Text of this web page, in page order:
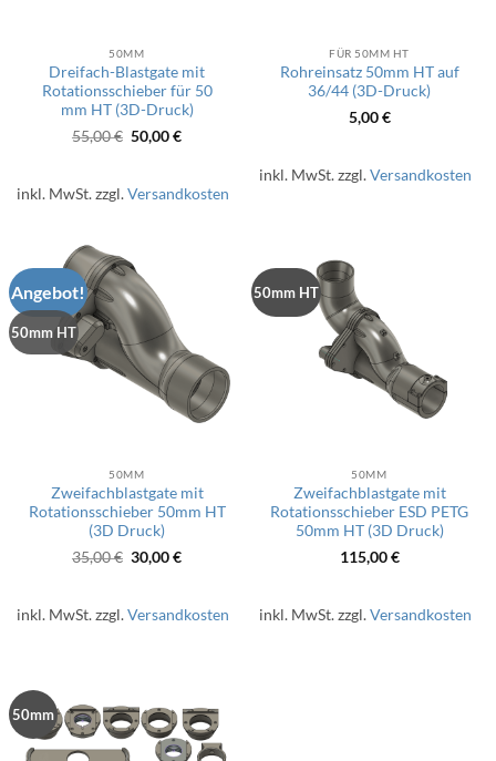
50MM
Dreifach-Blastgate mit
Rotationsschieber für 50
mm HT (3D-Druck)
55,00€ Ursprünglicher
Preis
50,00€Aktueller
inkl. MwSt.zzgl.Versandkosten
FÜR 50MM HT
Rohreinsatz 50mm HT auf
36/44 (3D-Druck)
5,00€
inkl. MwSt.zzgl.Versandkosten
Angebot!
50mm HT
50MM
Zweifachblastgate mit
Rotationsschieber 50mm HT
(3D Druck)
35,00€ Ursprünglicher
Preis
30,00€Aktueller
inkl. MwSt.zzgl.Versandkosten
50mm HT
50MM
Zweifachblastgate mit
Rotationsschieber ESD PETG
50mm HT (3D Druck)
115,00€
inkl. MwSt.zzgl.Versandkosten
50mm